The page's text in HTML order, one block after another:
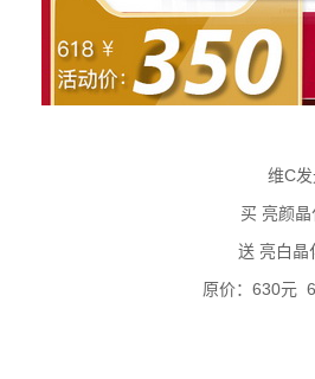
维C
买 亮颜
送 亮白晶
原价：630元